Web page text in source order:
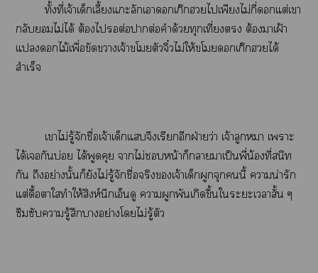
ทั้งที่เจ้าเด็กเลี้ยงแะลักเาเก๊กฮวยไเพียงไม่กี่แต่เา
กลับไม่ได้ ต้องไต่อาต่อคำด้วยทุกเที่ยง ต้องาเฝ้า
แไม้เพื่อขัดาเจ้าโตัวจิ๋วไม่ให้โเก๊กฮวยได้
สำเร็จ
เาไม่รู้จักชื่อเจ้าเด็กแจึงเรียกอีกฝ่ายว่า เจ้าลูกหมา เาะ
ได้เกันบ่อย ได้พูดคุย าไม่หน้าก็าาเป็นพี่น้องที่สนิท
กัน ถึงอย่างนั้นก็ยังไม่รู้จักชื่อจริงเจ้าเด็กผูกจุกนี้ าน่ารัก
แต่ดื้อาใทำให้สิงห์นึกเอ็นดู าผูกพันเกิดขึ้นใะะเาสั้น ๆ
ซึมซับารู้สึกาอย่างโไม่รู้ตัว